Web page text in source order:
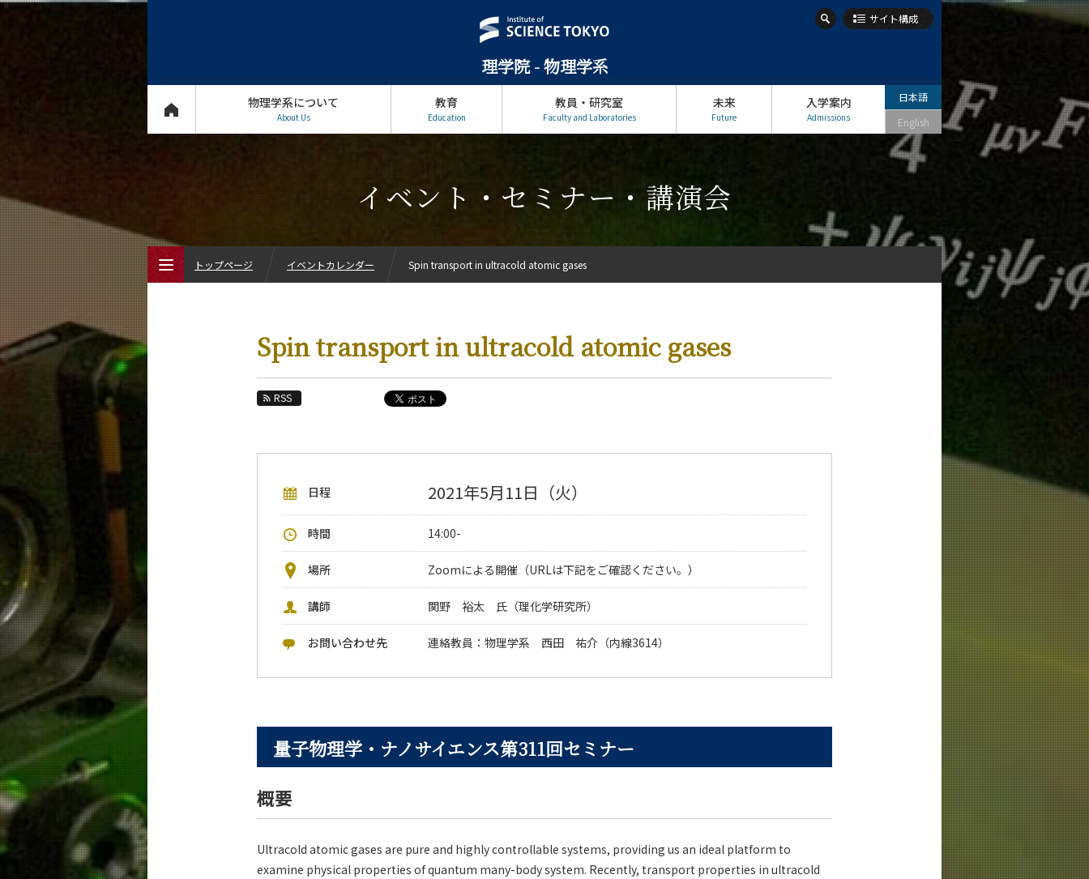
理学院 - 物理学系
サイト構成
物理学系について
About Us
教育
Education
教員・研究室
Faculty and Laboratories
未来
Future
入学案内
Admissions
日本語
English
イベント・セミナー・講演会
Spin transport in ultracold atomic gases
RSS
日程 2021年5月11日（火）
時間 14:00-
場所 Zoomによる開催（URLは下記をご確認ください。）
講師 関野 裕太 氏（理化学研究所）
お問い合わせ先 連絡教員：物理学系 西田 祐介（内線3614）
量子物理学・ナノサイエンス第311回セミナー
概要
Ultracold atomic gases are pure and highly controllable systems, providing us an ideal platform to
examine physical properties of quantum many-body system. Recently, transport properties in ultracold
トップページ イベントカレンダー Spin transport in ultracold atomic gases
物理学系 News&Information
今後の課程別イベント